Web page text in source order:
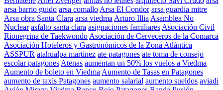
arsa barrio guido arsa comallo Arsa El Condor arsa guardia mitre
Arsa obra Santa Clara arsa viedma Arturo Illia Asamblea No
Nuclear asfalto santa clara asignaciones familiares Asociación Civil
Rionegrina de Taekwondo Asociación de Cerveceros de la Comarca
Asociación Hoteleros y Gastronómicos de la Zona Atlántica
ASSPUR atahualpa martinez ate patagones ate toma de consejo
escolar patagones Atenas aumentan un 50% los vuelos a Viedma
Aumento de boleto en Viedma Aumento de Tasas en Patagones
aumento de taxis Patagones aumento salarial aumento sueldos aviadi